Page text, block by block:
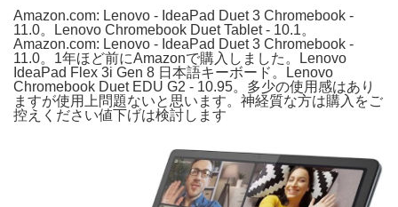
Amazon.com: Lenovo - IdeaPad Duet 3 Chromebook -
11.0。Lenovo Chromebook Duet Tablet - 10.1。
Amazon.com: Lenovo - IdeaPad Duet 3 Chromebook -
11.0。1年ほど前にAmazonで購入しました。Lenovo
IdeaPad Flex 3i Gen 8 日本語キーボード。Lenovo
Chromebook Duet EDU G2 - 10.95。多少の使用感はあり
ますが使用上問題ないと思います。神経質な方は購入をご
控えください値下げは検討します